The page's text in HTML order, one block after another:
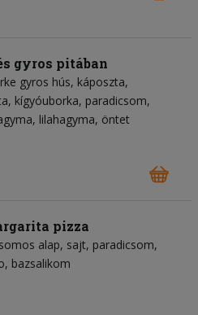
gyros pitában
gyros hús káposzta
kígyóuborka paradicsom
lilahagyma öntet
pizza
alap sajt paradicsom
bazsalikom